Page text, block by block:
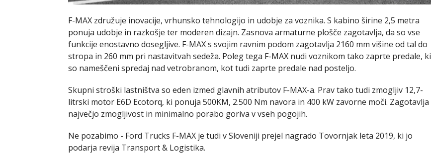
F-MAX združuje inovacije, vrhunsko tehnologijo in udobje za voznika. S kabino širine 2,5 metra
ponuja udobje in razkošje ter moderen dizajn. Zasnova armaturne plošče zagotavlja, da so vse
funkcije enostavno dosegljive. F-MAX s svojim ravnim podom zagotavlja 2160 mm višine od tal do
stropa in 260 mm pri nastavitvah sedeža. Poleg tega F-MAX nudi voznikom tako zaprte predale, ki
so nameščeni spredaj nad vetrobranom, kot tudi zaprte predale nad posteljo.
Skupni stroški lastništva so eden izmed glavnih atributov F-MAX-a. Prav tako tudi zmogljiv 12,7-
litrski motor E6D Ecotorq, ki ponuja 500KM, 2.500 Nm navora in 400 kW zavorne moči. Zagotavlja
največjo zmogljivost in minimalno porabo goriva v vseh pogojih.
Ne pozabimo - Ford Trucks F-MAX je tudi v Sloveniji prejel nagrado Tovornjak leta 2019, ki jo
podarja revija Transport & Logistika.